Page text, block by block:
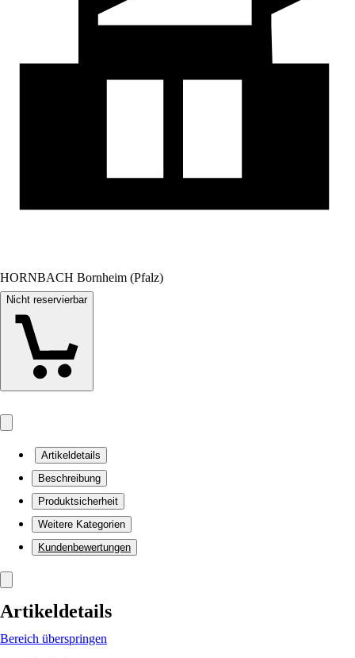
HORNBACH Bornheim (Pfalz)
Nicht reservierbar
Artikeldetails
Beschreibung
Produktsicherheit
Weitere Kategorien
Kundenbewertungen
Artikeldetails
Bereich überspringen